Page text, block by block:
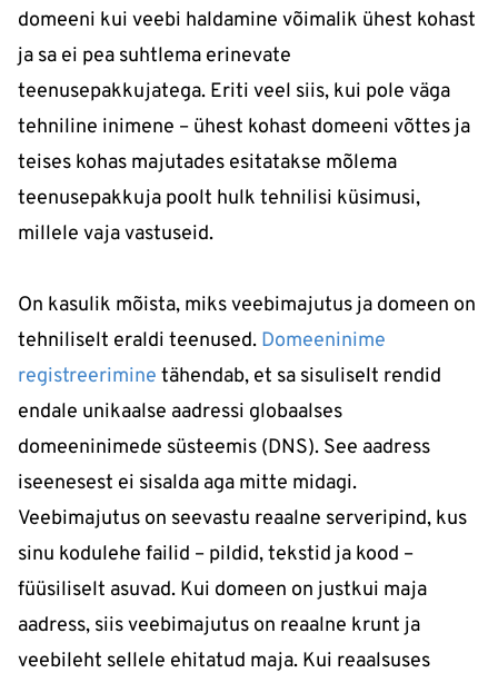
domeeni kui veebi haldamine võimalik ühest kohast
ja sa ei pea suhtlema erinevate
teenusepakkujatega. Eriti veel siis, kui pole väga
tehniline inimene – ühest kohast domeeni võttes ja
teises kohas majutades esitatakse mõlema
teenusepakkuja poolt hulk tehnilisi küsimusi,
millele vaja vastuseid.
On kasulik mõista, miks veebimajutus ja domeen on
tehniliselt eraldi teenused. Domeeninime
registreerimine tähendab, et sa sisuliselt rendid
endale unikaalse aadressi globaalses
domeeninimede süsteemis (DNS). See aadress
iseenesest ei sisalda aga mitte midagi.
Veebimajutus on seevastu reaalne serveripind, kus
sinu kodulehe failid – pildid, tekstid ja kood –
füüsiliselt asuvad. Kui domeen on justkui maja
aadress, siis veebimajutus on reaalne krunt ja
veebileht sellele ehitatud maja. Kui reaalsuses